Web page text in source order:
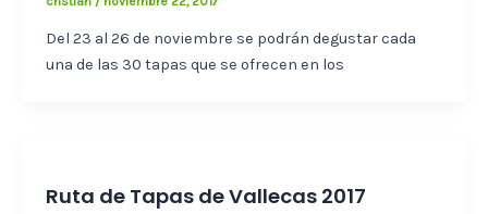
Del 23 al 26 de noviembre se podrán degustar cada
una de las 30 tapas que se ofrecen en los
Ruta de Tapas de Vallecas 2017